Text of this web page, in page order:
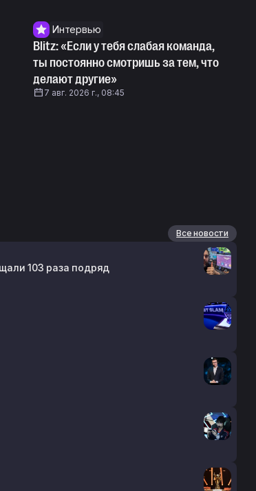
Интервью
Blitz: «Если у тебя слабая команда,
ты постоянно смотришь за тем, что
делают другие»
7 авг. 2026 г., 08:45
Все новости
103 раза подряд